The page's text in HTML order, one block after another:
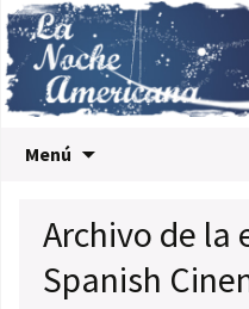
Menú
Archivo de la
Spanish